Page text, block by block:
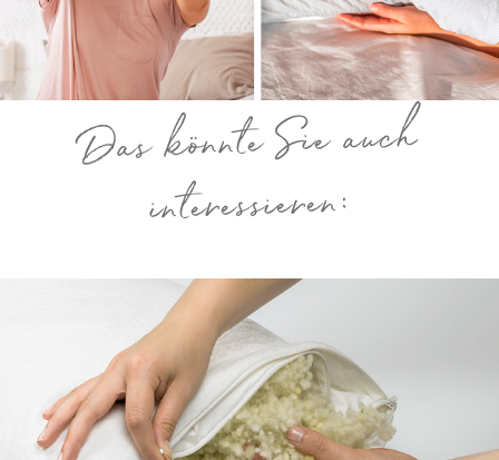
Das könnte Sie auch
interessieren: